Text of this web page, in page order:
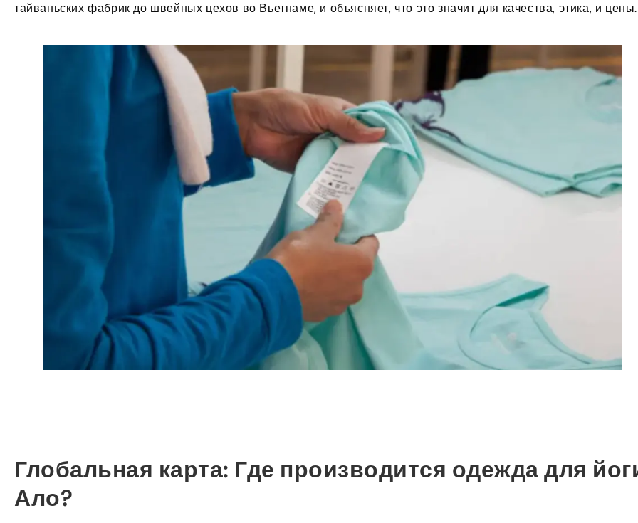
тайваньских фабрик до швейных цехов во Вьетнаме, и объясняет, что это значит для качества, этика, и цены.
Глобальная карта: Где производится одежда для
Ало?